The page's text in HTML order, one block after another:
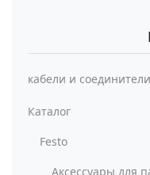
кабели и соединители
Каталог
Festo
Аксессуары для